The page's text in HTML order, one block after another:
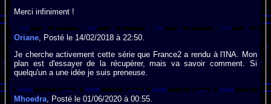
Merci infiniment !
Oriane , Posté le 14/02/2018 à 22:50.
Je cherche activement cette série que France2 a rendu à l'INA. Mon
plan est d'essayer de la récupérer, mais va savoir comment. Si
quelqu'un a une idée je suis preneuse.
Mhoedra , Posté le 01/06/2020 à 00:55.